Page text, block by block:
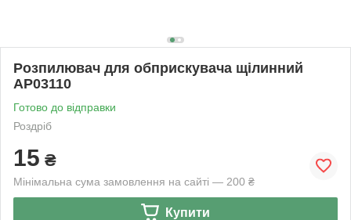
Розпилювач для обприскувача щілинний
AP03110
Готово до відправки
Роздріб
15 ₴
Мінімальна сума замовлення на сайті — 200 ₴
Купити